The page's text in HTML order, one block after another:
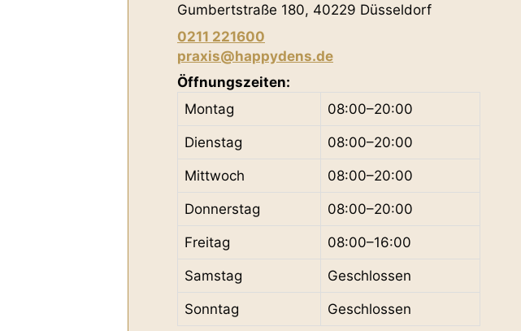
Gumbertstraße 180, 40229 Düsseldorf
0211 221600
praxis@happydens.de
Öffnungszeiten:
Montag
08:00–20:00
Dienstag 08:00–20:00
Mittwoch 08:00–20:00
Donnerstag 08:00–20:00
Freitag 08:00–16:00
Samstag Geschlossen
Sonntag Geschlossen